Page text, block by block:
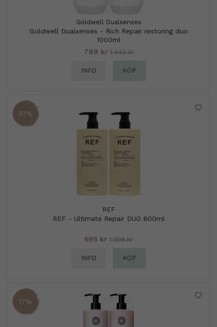
Goldwell Dualsenses
Goldwell Dualsenses - Rich Repair restoring duo
1000ml
799 kr 1 442 kr
INFO KÖP
37%
REF
REF - Ultimate Repair DUO 600ml
695 kr 1 098 kr
INFO KÖP
17%